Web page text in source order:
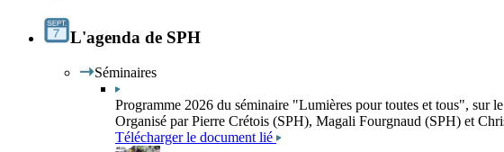
L'agenda de SPH
Séminaires
Programme 2026 du séminaire "Lumières pour toutes et tous", sur
Organisé par Pierre Crétois (SPH), Magali Fourgnaud (SPH) et
Télécharger le document lié